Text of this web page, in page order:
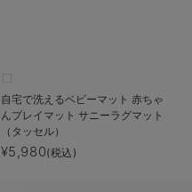
自宅で洗えるベビーマット 赤ちゃ
んプレイマット サニーラグマット
（タッセル）
¥5,980(税込)